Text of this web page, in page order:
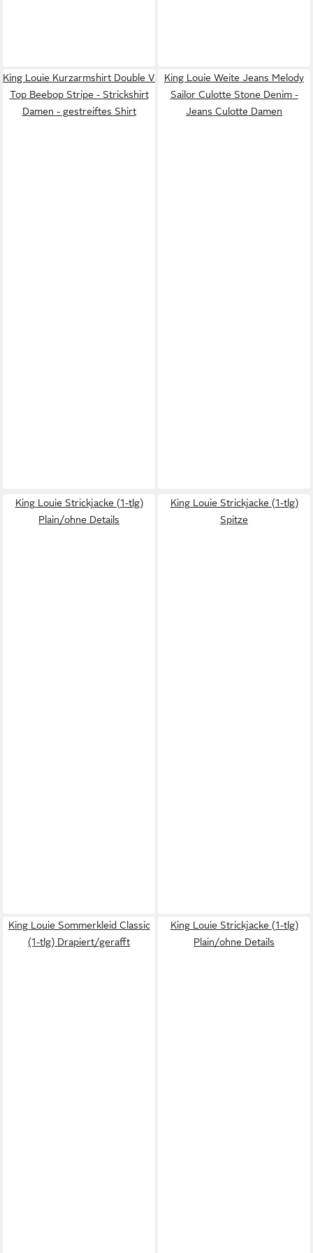
King Louie Kurzarmshirt Double V
Top Beebop Stripe - Strickshirt
Damen - gestreiftes Shirt
King Louie Weite Jeans Melody
Sailor Culotte Stone Denim -
Jeans Culotte Damen
King Louie Strickjacke (1-tlg)
Plain/ohne Details
King Louie Strickjacke (1-tlg)
Spitze
King Louie Sommerkleid Classic
(1-tlg) Drapiert/gerafft
King Louie Strickjacke (1-tlg)
Plain/ohne Details